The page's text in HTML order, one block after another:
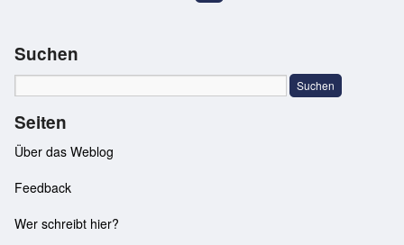
Suchen
Seiten
Über das Weblog
Feedback
Wer schreibt hier?